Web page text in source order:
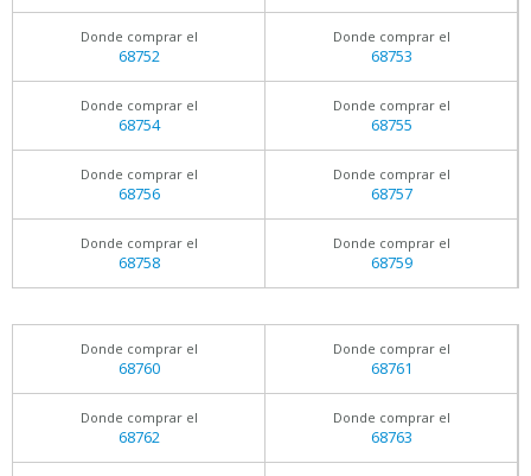
Donde comprar el
68752
Donde comprar el
68753
Donde comprar el
68754
Donde comprar el
68755
Donde comprar el
68756
Donde comprar el
68757
Donde comprar el
68758
Donde comprar el
68759
Donde comprar el
68760
Donde comprar el
68761
Donde comprar el
68762
Donde comprar el
68763